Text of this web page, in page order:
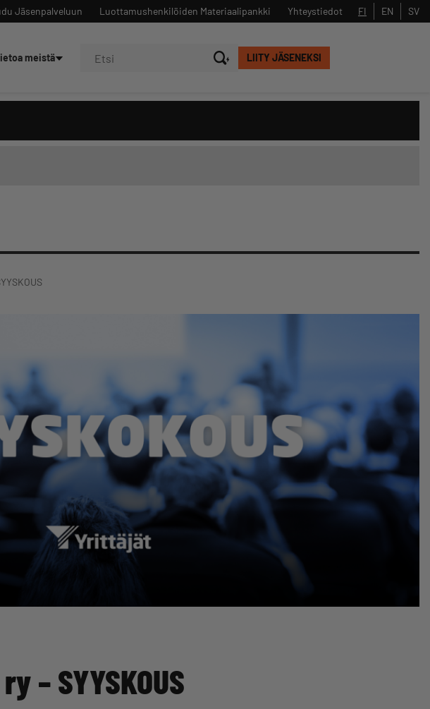
Jäsenpalveluun Yhteystiedot
Luottamushenkilöiden Materiaalipankki FI EN SV
LIITY JÄSENEKSI
meistä
– SYYSKOUS
Sulje